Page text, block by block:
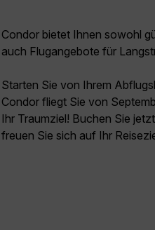
Condor bietet Ihnen sowohl
auch Flugangebote für
Starten Sie von Ihrem
Condor fliegt Sie von
Ihr Traumziel! Buchen Sie
freuen Sie sich auf Ihr